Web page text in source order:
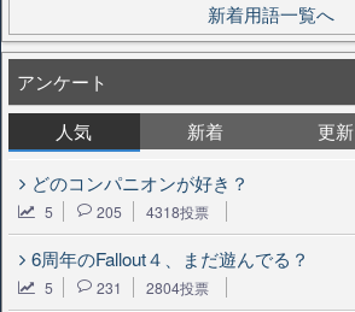
新着用語一覧へ
アンケート
人気
新着 更新
どのコンパニオンが好き？
5 205 4318投票
6周年のFallout４、まだ遊んでる？
5 231 2804投票